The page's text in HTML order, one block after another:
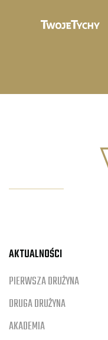
AKTUALNOŚCI
PIERWSZA DRUŻYNA
DRUGA DRUŻYNA
AKADEMIA